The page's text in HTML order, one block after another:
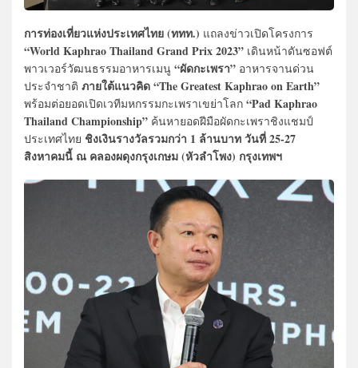
การท่องเที่ยวแห่งประเทศไทย (ททท.) แถลงข่าวเปิดโครงการ
“World Kaphrao Thailand Grand Prix 2023” เดินหน้าดันซอฟต์
พาวเวอร์วัฒนธรรมอาหารเมนู “ผัดกะเพรา” อาหารจานด่วน
ประจำชาติ ภายใต้แนวคิด “The Greatest Kaphrao on Earth”
พร้อมต่อยอดเปิดเวทีมหกรรมกะเพราเขย่าโลก “Pad Kaphrao
Thailand Championship” ค้นหายอดฝีมือผัดกะเพราชิงแชมป์
ประเทศไทย ชิงเงินรางวัลรวมกว่า 1 ล้านบาท วันที่ 25-27
สิงหาคมนี้ ณ คลองผดุงกรุงเกษม (หัวลำโพง) กรุงเทพฯ